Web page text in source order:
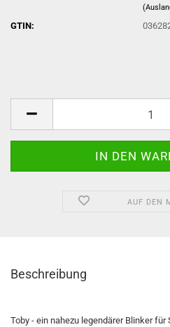
GTIN:
AUF DEN
Beschreibung
Toby - ein nahezu legendärer Blinker